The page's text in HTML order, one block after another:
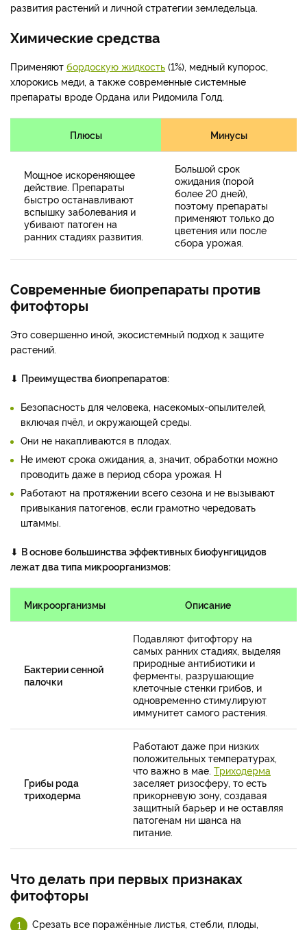
развития растений и личной стратегии земледельца.
Химические средства
Применяют бордоскую жидкость (1%), медный купорос,
хлорокись меди, а также современные системные
препараты вроде Ордана или Ридомила Голд.
Плюсы Минусы
Мощное искореняющее
действие. Препараты
быстро останавливают
вспышку заболевания и
убивают патоген на
ранних стадиях развития.
Большой срок
ожидания (порой
более 20 дней),
поэтому препараты
применяют только до
цветения или после
сбора урожая.
Современные биопрепараты против
фитофторы
Это совершенно иной, экосистемный подход к защите
растений.
⬇ Преимущества биопрепаратов:
Безопасность для человека, насекомых-опылителей,
включая пчёл, и окружающей среды.
Они не накапливаются в плодах.
Не имеют срока ожидания, а, значит, обработки можно
проводить даже в период сбора урожая. Н
Работают на протяжении всего сезона и не вызывают
привыкания патогенов, если грамотно чередовать
штаммы.
⬇ В основе большинства эффективных биофунгицидов
лежат два типа микроорганизмов:
Микроорганизмы Описание
Бактерии сенной
палочки
Подавляют фитофтору на
самых ранних стадиях, выделяя
природные антибиотики и
ферменты, разрушающие
клеточные стенки грибов, и
одновременно стимулируют
иммунитет самого растения.
Грибы рода
триходерма
Работают даже при низких
положительных температурах,
что важно в мае. Триходерма
заселяет ризосферу, то есть
прикорневую зону, создавая
защитный барьер и не оставляя
патогенам ни шанса на
питание.
Что делать при первых признаках
фитофторы
Срезать все поражённые листья, стебли, плоды,